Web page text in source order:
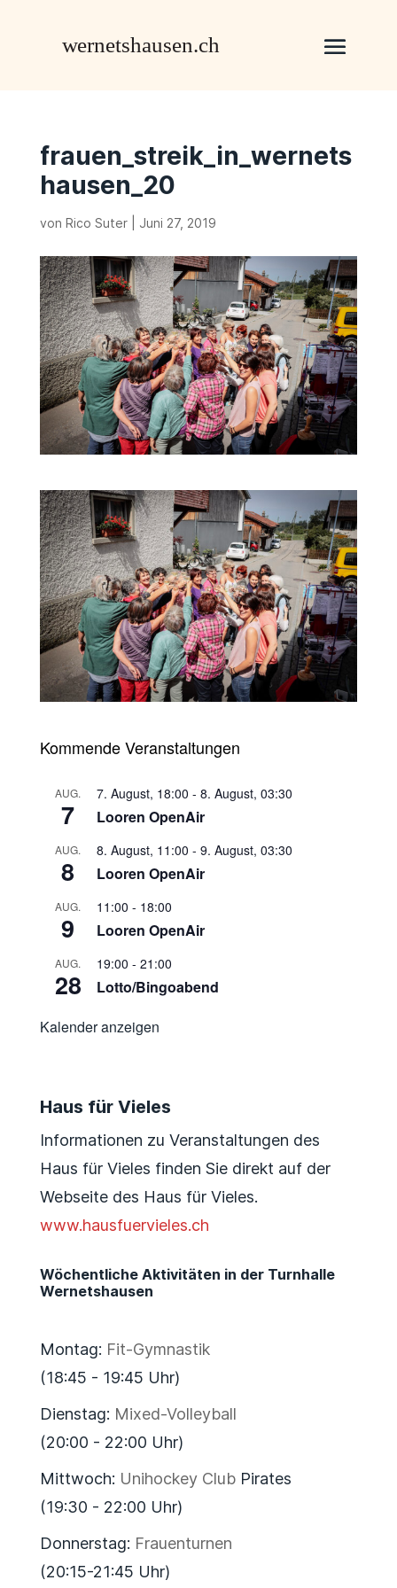
frauen_streik_in_wernets
hausen_20
von Rico Suter| Juni 27, 2019
Kommende Veranstaltungen
AUG.
7
7. August, 18:00 - 8. August, 03:30
Looren OpenAir
AUG.
8
8. August, 11:00 - 9. August, 03:30
Looren OpenAir
AUG.
9
11:00 - 18:00
Looren OpenAir
AUG.
28
19:00 - 21:00
Lotto/Bingoabend
Kalender anzeigen
Haus für Vieles
Informationen zu Veranstaltungen des
Haus für Vieles finden Sie direkt auf der
Webseite des Haus für Vieles.
www.hausfuervieles.ch
Wöchentliche Aktivitäten in der Turnhalle
Wernetshausen
Montag: Fit-Gymnastik
(18:45 - 19:45 Uhr)
Dienstag: Mixed-Volleyball
(20:00 - 22:00 Uhr)
Mittwoch: Unihockey ClubPirates
(19:30 - 22:00 Uhr)
Donnerstag: Frauenturnen
(20:15-21:45 Uhr)